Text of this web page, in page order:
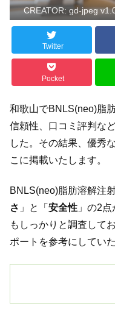
CREATOR: gd-jpeg
Twitter
Pocket
和歌山でBNLS(neo)脂
信頼性、口コミ評判な
した。その結果、優秀
こに掲載いたします。
BNLS(neo)脂肪溶解注
さ 」と「 安全性 」の2
もしっかりと調査して
ポートを参考にしてい